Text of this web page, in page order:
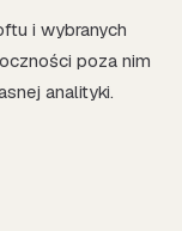
i wybranych
poza nim
analityki.